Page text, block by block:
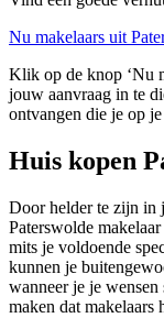
Nu makelaars uit
Klik op de knop ‘Nu
jouw aanvraag in te
ontvangen die je op
Huis kopen
Door helder te zijn in
Paterswolde
mits je voldoende
kunnen je
wanneer je je
maken dat